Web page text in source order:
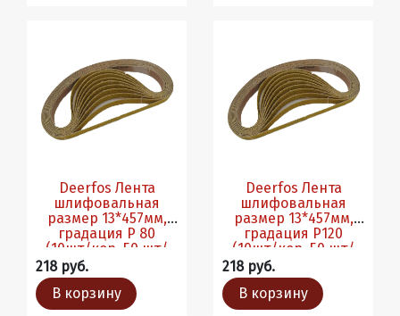
Deerfos Лента
шлифовальная
размер 13*457мм,
градация Р 80
(10шт/кор, 50 шт/
218 руб.
В корзину
Deerfos Лента
шлифовальная
размер 13*457мм,
градация Р120
(10шт/кор, 50 шт/
218 руб.
В корзину